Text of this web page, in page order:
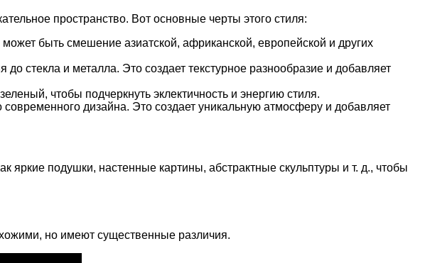
пространство. Вот основные черты этого стиля:
быть смешение азиатской, африканской, европейской и других
стекла и металла. Это создает текстурное разнообразие и добавляет
чтобы подчеркнуть эклектичность и энергию стиля.
дизайна. Это создает уникальную атмосферу и добавляет
яркие подушки, настенные картины, абстрактные скульптуры и т. д., чтобы
но имеют существенные различия.